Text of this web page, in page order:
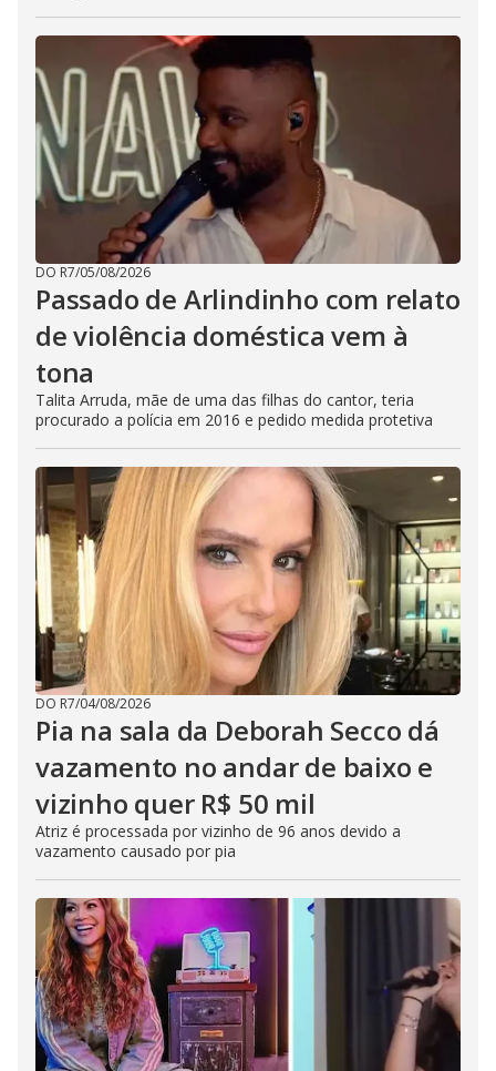
DO R7/05/08/2026
Passado de Arlindinho com relato
de violência doméstica vem à
tona
Talita Arruda, mãe de uma das filhas do cantor, teria
procurado a polícia em 2016 e pedido medida protetiva
DO R7/04/08/2026
Pia na sala da Deborah Secco dá
vazamento no andar de baixo e
vizinho quer R$ 50 mil
Atriz é processada por vizinho de 96 anos devido a
vazamento causado por pia